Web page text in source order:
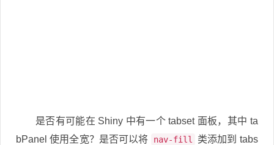
是否有可能在 Shiny 中有一个 tabset 面板，其中 ta
bPanel 使用全宽？是否可以将
nav-fill
类添加到 tabs